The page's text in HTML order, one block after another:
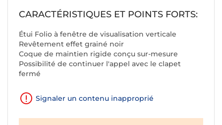
CARACTÉRISTIQUES ET POINTS FORTS:
Étui Folio à fenêtre de visualisation verticale
Revêtement effet grainé noir
Coque de maintien rigide conçu sur-mesure
Possibilité de continuer l'appel avec le clapet
fermé
Signaler un contenu inapproprié